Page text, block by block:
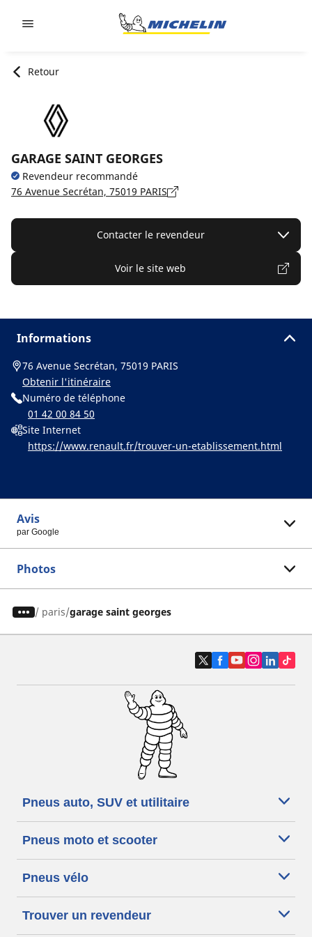
Retour
GARAGE SAINT GEORGES
Revendeur recommandé
76 Avenue Secrétan, 75019 PARIS
Contacter le revendeur
Voir le site web
Informations
76 Avenue Secrétan, 75019 PARIS
Obtenir l'itinéraire
Numéro de téléphone
01 42 00 84 50
Site Internet
https://www.renault.fr/trouver-un-etablissement.html
Avis
par Google
Photos
/ paris garage saint georges
Pneus auto, SUV et utilitaire
Pneus moto et scooter
Pneus vélo
Trouver un revendeur